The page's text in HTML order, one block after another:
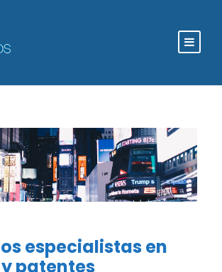
especialistas en
patentes